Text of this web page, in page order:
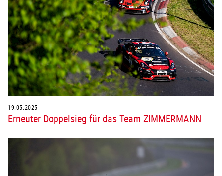
19.05.2025
Erneuter Doppelsieg für das Team ZIMMERMANN